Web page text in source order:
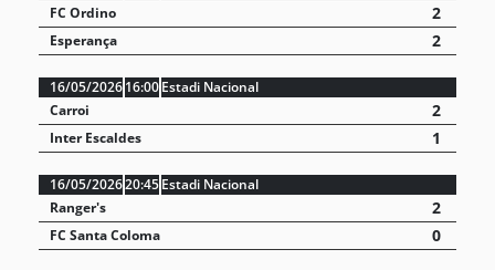
FC Ordino
2
Esperança 2
16/05/202616:00Estadi Nacional
Carroi
2
Inter Escaldes 1
16/05/202620:45Estadi Nacional
Ranger's
2
FC Santa Coloma 0